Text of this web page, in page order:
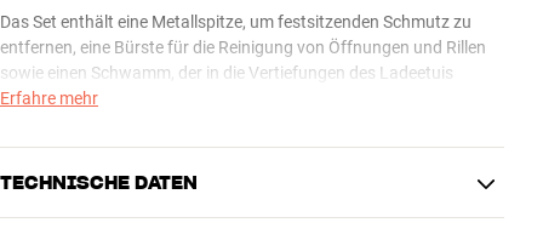
Das Set enthält eine Metallspitze, um festsitzenden Schmutz zu
entfernen, eine Bürste für die Reinigung von Öffnungen und Rillen
sowie einen Schwamm, der in die Vertiefungen des Ladeetuis
gelangt. Zusätzlich ist eine kleine Flasche Reinigungsflüssigkeit
Hinweis: In-Ear-Kopfhörer sind empfindliche Geräte. Wir empfehlen
Erfahre mehr
TECHNISCHE DATEN